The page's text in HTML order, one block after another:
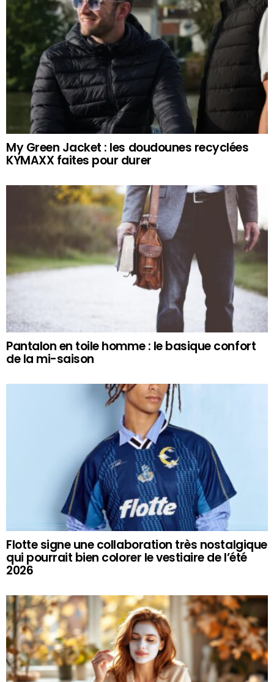
My Green Jacket : les doudounes recyclées
KYMAXX faites pour durer
Pantalon en toile homme : le basique confort
de la mi-saison
Flotte signe une collaboration très nostalgique
qui pourrait bien colorer le vestiaire de l’été
2026